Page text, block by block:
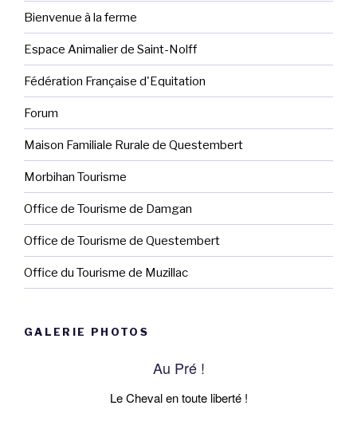
Bienvenue à la ferme
Espace Animalier de Saint-Nolff
Fédération Française d'Equitation
Forum
Maison Familiale Rurale de Questembert
Morbihan Tourisme
Office de Tourisme de Damgan
Office de Tourisme de Questembert
Office du Tourisme de Muzillac
GALERIE PHOTOS
Au Pré !
Le Cheval en toute liberté !